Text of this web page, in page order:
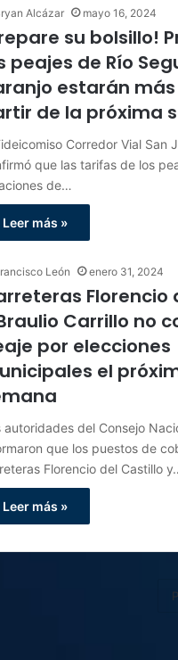
Alcázar mayo 16, 2024
su bolsillo!
peajes de Río
estarán
de la próxima
Corredor Vial San
que las tarifas de los
de…
Leer más »
León enero 31, 2024
Florencio
Carrillo no
por elecciones
el
autoridades del Consejo
que los puestos de
Florencio del Castillo
Leer más »